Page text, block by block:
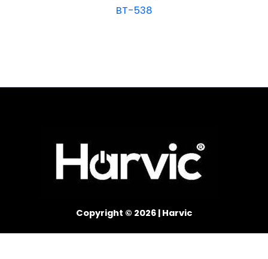
BT-538
Copyright © 2026 | Harvic